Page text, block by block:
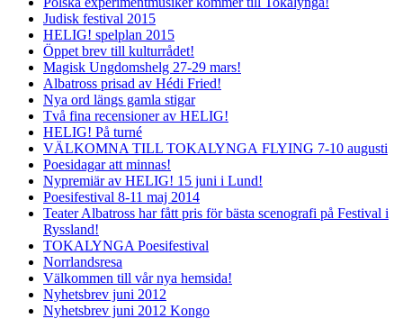
Judisk festival 2015
HELIG! spelplan 2015
Öppet brev till kulturrådet!
Magisk Ungdomshelg 27-29 mars!
Albatross prisad av Hédi Fried!
Nya ord längs gamla stigar
Två fina recensioner av HELIG!
HELIG! På turné
VÄLKOMNA TILL TOKALYNGA FLYING 7-10 augusti
Poesidagar att minnas!
Nypremiär av HELIG! 15 juni i Lund!
Poesifestival 8-11 maj 2014
Teater Albatross har fått pris för bästa scenografi på Festival i
Ryssland!
TOKALYNGA Poesifestival
Norrlandsresa
Välkommen till vår nya hemsida!
Nyhetsbrev juni 2012
Nyhetsbrev juni 2012 Kongo